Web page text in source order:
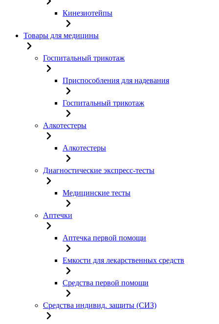
Кинезиотейпы
Товары для медицины
Госпитальный трикотаж
Приспособления для надевания
Госпитальный трикотаж
Алкотестеры
Алкотестеры
Диагностические экспресс-тесты
Медицинские тесты
Аптечки
Аптечка первой помощи
Емкости для лекарственных средств
Средства первой помощи
Средства индивид. защиты (СИЗ)